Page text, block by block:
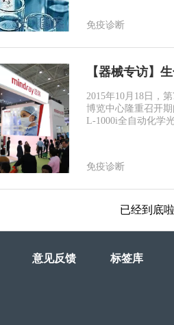
免疫诊断
【器械专访】
2015年10月18日，
博览中心隆重召开
L-1000i全自动化学
免疫诊断
已经到底啦
意见反馈 标签库